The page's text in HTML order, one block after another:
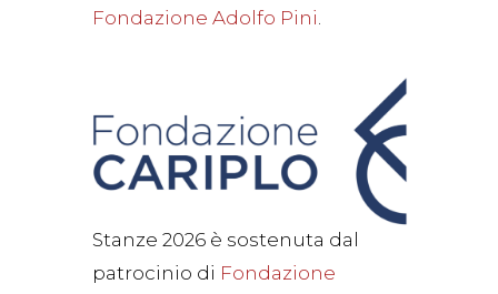
Fondazione Adolfo Pini
Stanze 2026 è sostenuta dal
patrocinio di Fondazione